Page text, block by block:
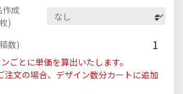
作成
)
数)
1
ごとに単価を算出いたします。
文の場合、デザイン数分カートに追加